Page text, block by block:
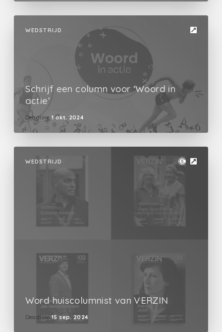
WEDSTRIJD
Schrijf een column voor ‘Woord in
actie’
Deadline 1 okt. 2024
WEDSTRIJD
Word huiscolumnist van VERZIN
Deadline 15 sep. 2024